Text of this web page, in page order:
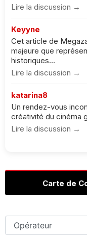
Lire la discussion →
Keyyne
Cet article de
majeure que
historiques...
Lire la discussion →
katarina8
Un rendez-vous
créativité du cinéma
Lire la discussion →
Carte de